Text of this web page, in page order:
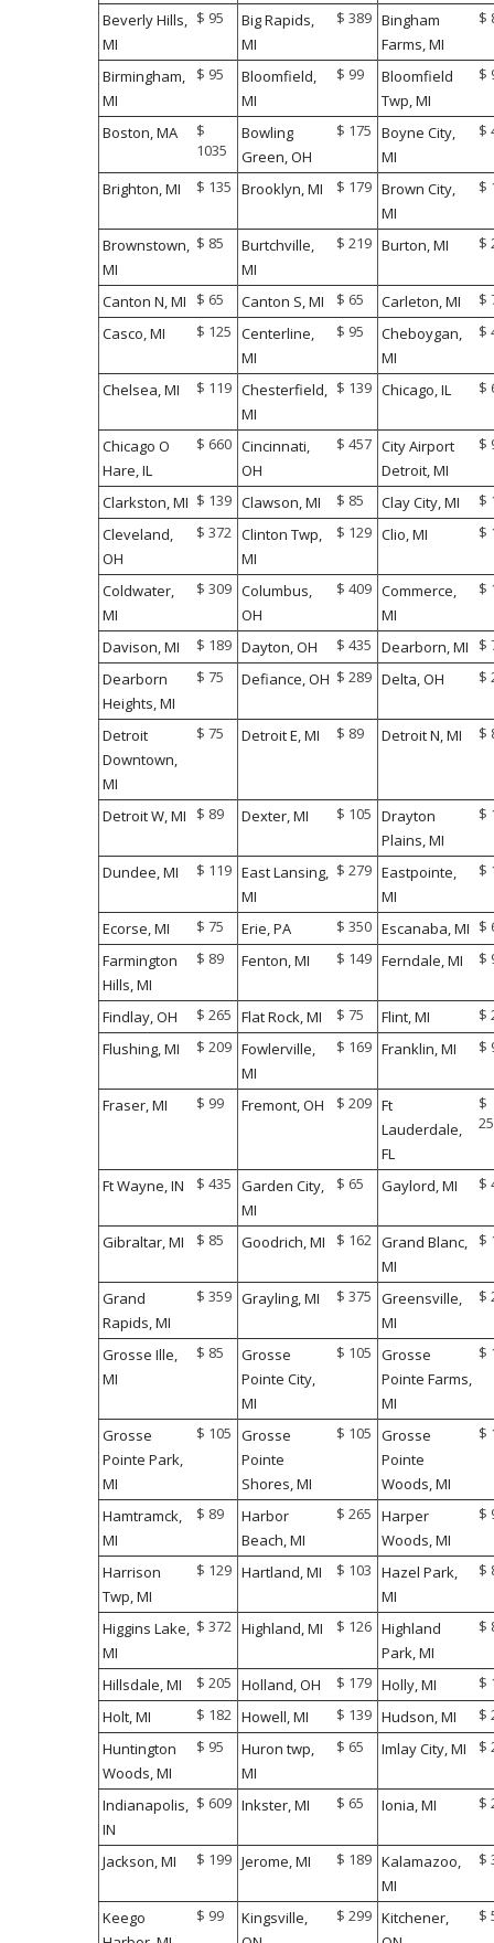
Beverly Hills,
MI
$ 95
Big Rapids,
MI
$ 389 Bingham
Farms, MI
$
Birmingham,
MI
$ 95
Bloomfield,
MI
$ 99
Bloomfield
Twp, MI
$
Boston, MA
$
1035
Bowling
Green, OH
$ 175 Boyne City,
MI
$
Brighton, MI $ 135 Brooklyn, MI $ 179 Brown City,
MI
$
Brownstown,
MI
$ 85
Burtchville,
MI
$ 219 Burton, MI $
Canton N, MI $ 65 Canton S, MI $ 65 Carleton, MI
$
Casco, MI
$ 125 Centerline,
MI
$ 95
Cheboygan,
MI
$
Chelsea, MI $ 119 Chesterfield,
MI
$ 139 Chicago, IL $
Chicago O
Hare, IL
$ 660 Cincinnati,
OH
$ 457 City Airport
Detroit, MI
$
Clarkston, MI $ 139 Clawson, MI $ 85 Clay City, MI
$
Cleveland,
OH
$ 372 Clinton Twp,
MI
$ 129 Clio, MI $
Coldwater,
MI
$ 309 Columbus,
OH
$ 409 Commerce,
MI
$
Davison, MI $ 189 Dayton, OH $ 435 Dearborn, MI
$
Dearborn
Heights, MI
$ 75 Defiance, OH $ 289 Delta, OH $
Detroit
Downtown,
MI
$ 75 Detroit E, MI $ 89 Detroit N, MI $
Detroit W, MI $ 89 Dexter, MI $ 105 Drayton
Plains, MI
$
Dundee, MI $ 119 East Lansing,
MI
$ 279 Eastpointe,
MI
$
Ecorse, MI $ 75 Erie, PA $ 350 Escanaba, MI $
Farmington
Hills, MI
$ 89 Fenton, MI $ 149 Ferndale, MI $
Findlay, OH $ 265 Flat Rock, MI $ 75 Flint, MI
$
Flushing, MI
$ 209 Fowlerville,
MI
$ 169 Franklin, MI $
Fraser, MI $ 99 Fremont, OH $ 209 Ft
Lauderdale,
FL
$
Ft Wayne, IN $ 435 Garden City,
MI
$ 65 Gaylord, MI $
Gibraltar, MI $ 85 Goodrich, MI $ 162 Grand Blanc,
MI
$
Grand
Rapids, MI
$ 359 Grayling, MI $ 375 Greensville,
MI
$
Grosse Ille,
MI
$ 85
Grosse
Pointe City,
MI
$ 105 Grosse
Pointe Farms,
MI
$
Grosse
Pointe Park,
MI
$ 105 Grosse
Pointe
Shores, MI
$ 105 Grosse
Pointe
Woods, MI
$
Hamtramck,
MI
$ 89
Harbor
Beach, MI
$ 265 Harper
Woods, MI
$
Harrison
Twp, MI
$ 129 Hartland, MI $ 103 Hazel Park,
MI
$
Higgins Lake,
MI
$ 372 Highland, MI $ 126 Highland
Park, MI
$
Hillsdale, MI $ 205 Holland, OH $ 179 Holly, MI
$
Holt, MI
$ 182 Howell, MI $ 139 Hudson, MI
$
Huntington
Woods, MI
$ 95
Huron twp,
MI
$ 65 Imlay City, MI $
Indianapolis,
IN
$ 609 Inkster, MI $ 65 Ionia, MI $
Jackson, MI $ 199 Jerome, MI $ 189 Kalamazoo,
MI
$
Keego
$ 99
Kingsville,
$ 299 Kitchener,
$